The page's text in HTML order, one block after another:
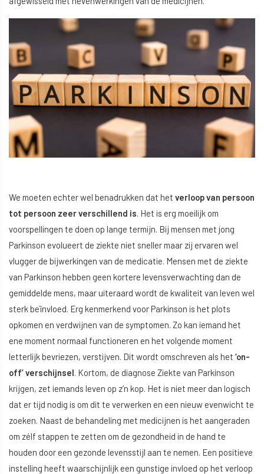
We moeten echter wel benadrukken dat het verloop van persoon
tot persoon zeer verschillend is . Het is erg moeilijk om
voorspellingen te doen op lange termijn. Bij mensen met jong
Parkinson evolueert de ziekte niet sneller maar zij ervaren wel
vlugger de bijwerkingen van de medicatie. Mensen met de ziekte
van Parkinson hebben geen kortere levensverwachting dan de
gemiddelde mens, maar uiteraard wordt de kwaliteit van leven wel
sterk beïnvloed. Erg kenmerkend voor Parkinson is het plots
opkomen en verdwijnen van de symptomen. Zo kan iemand het
ene moment normaal functioneren en het volgende moment
letterlijk bevriezen, verstijven. Dit wordt omschreven als het ‘on-
off’ verschijnsel . Kortom, de diagnose Ziekte van Parkinson
krijgen, zet iemands leven op z’n kop. Het is niet meer dan logisch
dat er tijd nodig is om dit te verwerken en een nieuw evenwicht te
zoeken. Naast de behandeling met medicijnen is het aangeraden
om zélf stappen te zetten om de gezondheid in de hand te
houden door een gezonde levensstijl aan te nemen. Een positieve
instelling heeft waarschijnlijk een gunstige invloed op het verloop